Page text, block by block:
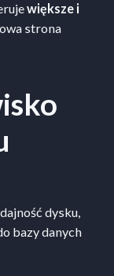
większe i
strona
dysku,
bazy danych